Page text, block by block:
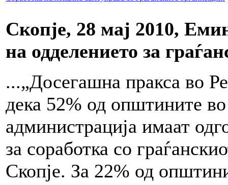
Скопје, 28 мај 2010,
на одделението за
...„Досегашна пракса во
дека 52% од општините
администрација имаат
за соработка со
Скопје. За 22% од